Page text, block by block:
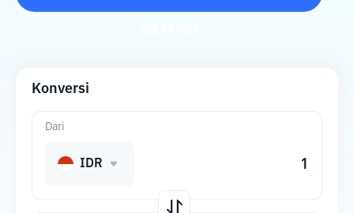
Konversi
Dari
IDR